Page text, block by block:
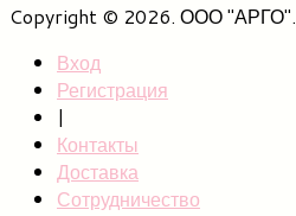
Copyright © 2026. ООО "АРГО".
Вход
Регистрация
|
Контакты
Доставка
Сотрудничество